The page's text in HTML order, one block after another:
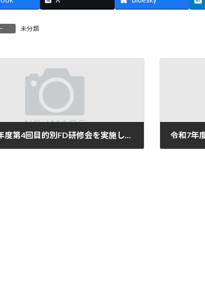
未分類
令和7年度第4回目的別FD研修会を実施しました。